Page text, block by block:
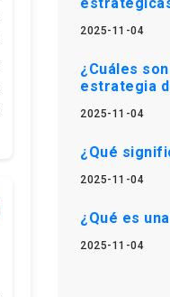
2025-11-04
¿Cuáles
estrategia
2025-11-04
¿Qué
2025-11-04
¿Qué es
2025-11-04